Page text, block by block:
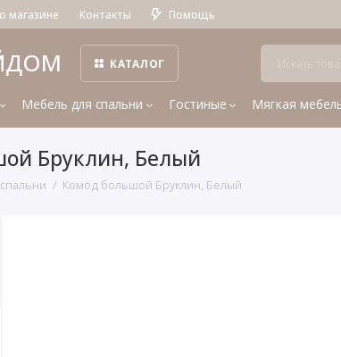
магазине Контакты Помощь
КАТАЛОГ
Мебель для спальни Гостиные Мягкая
Бруклин, Белый
Комод большой Бруклин, Белый